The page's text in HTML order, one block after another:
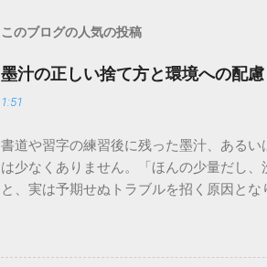
このブログの人気の投稿
墨汁の正しい捨て方と環境への配
1:51
書道や習字の練習後に残った墨汁、ある
は少なくありません。「ほんの少量だし
と、実は予期せぬトラブルを招く原因と
は、墨汁を安全かつ環境に優しい方法で
「排水口に流してはいけない」3つの理由